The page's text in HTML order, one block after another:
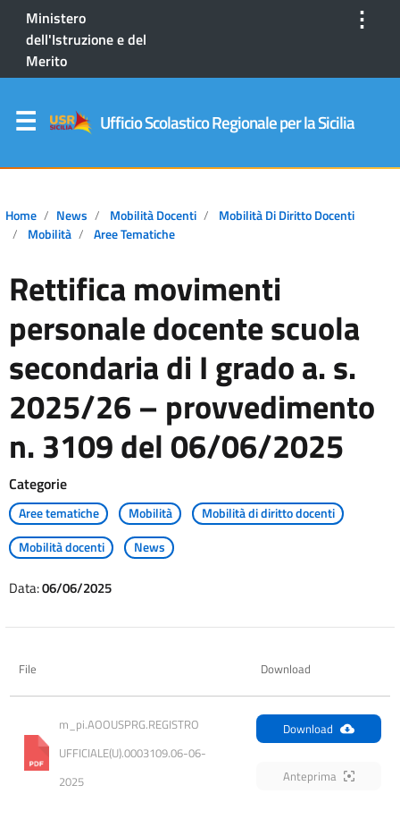
Ministero
dell'Istruzione e del
Merito
⋮
Ufficio Scolastico Regionale per la Sicilia
Home News Mobilità Docenti
Mobilità Di Diritto Docenti
Mobilità
Aree Tematiche
Rettifica movimenti
personale docente scuola
secondaria di I grado a. s.
2025/26 – provvedimento
n. 3109 del 06/06/2025
Categorie
Aree tematiche Mobilità
Mobilità di diritto docenti
Mobilità docenti
News
Data:06/06/2025
File Download
m_pi.AOOUSPRG.REGISTRO
UFFICIALE(U).0003109.06-06-
2025
Download
Anteprima